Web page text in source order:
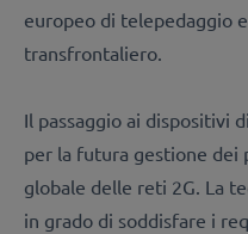
europeo di telepedaggio
transfrontaliero.
Il passaggio ai dispositivi
per la futura gestione dei
globale delle reti 2G. La
in grado di soddisfare i